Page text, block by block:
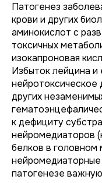
Патогенез
крови и других
аминокислот с
токсичных
изокапроновая
Избыток лейцина и
нейротоксическое
других
к дефициту
нейромедиаторов
белков в головном
нейромедиаторные
патогенезе